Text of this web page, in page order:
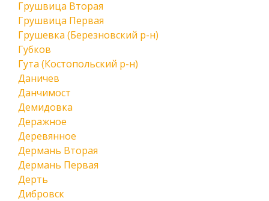
Грушвица Вторая
Грушвица Первая
Грушевка (Березновский р-н)
Губков
Гута (Костопольский р-н)
Даничев
Данчимост
Демидовка
Деражное
Деревянное
Дермань Вторая
Дермань Первая
Дерть
Дибровск